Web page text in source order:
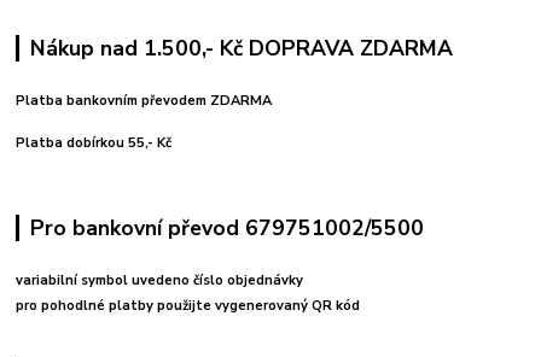
Nákup nad 1.500,- Kč DOPRAVA ZDARMA
Platba bankovním převodem ZDARMA
Platba dobírkou 55,- Kč
Pro bankovní převod 679751002/5500
variabilní symbol uvedeno číslo objednávky
pro pohodlné platby použijte vygenerovaný QR kód